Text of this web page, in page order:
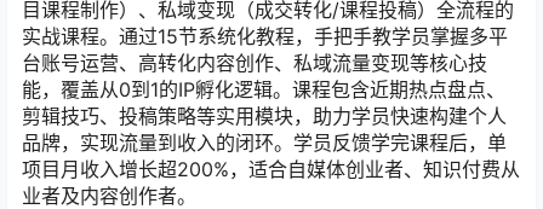
目课程制作）、私域变现（成交转化/课程投稿）全流程的
实战课程。通过15节系统化教程，手把手教学员掌握多平
台账号运营、高转化内容创作、私域流量变现等核心技
能，覆盖从0到1的IP孵化逻辑。课程包含近期热点盘点、
剪辑技巧、投稿策略等实用模块，助力学员快速构建个人
品牌，实现流量到收入的闭环。学员反馈学完课程后，单
项目月收入增长超200%，适合自媒体创业者、知识付费从
业者及内容创作者。